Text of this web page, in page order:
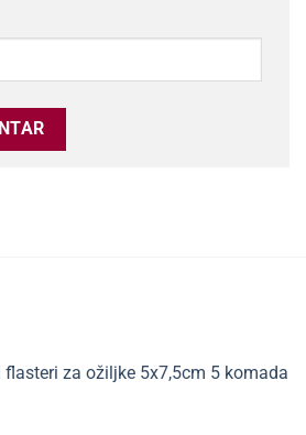
flasteri za ožiljke 5x7,5cm 5 komada